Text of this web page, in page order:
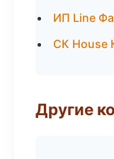
ИП Line
СК House
Другие